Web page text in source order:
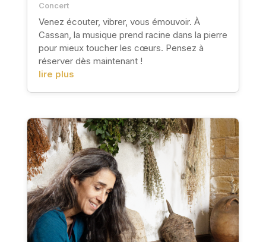
Concert
Venez écouter, vibrer, vous émouvoir. À
Cassan, la musique prend racine dans la pierre
pour mieux toucher les cœurs. Pensez à
réserver dès maintenant !
lire plus